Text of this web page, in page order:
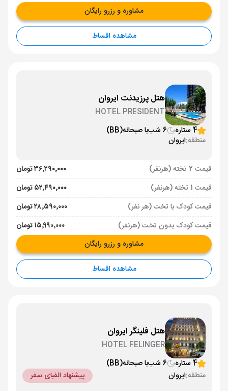
مشاوره و رزرو رایگان
مشاهده اقساط
هتل پرزیدنت ایروان
HOTEL PRESIDENT
4 ستاره
6 شب با صبحانه(BB)
منطقه:ایروان
قیمت 2 تخته (هرنفر)
۳۶٬۲۹۰٬۰۰۰ تومان
قیمت 1 تخته (هرنفر)
۵۲٬۴۹۰٬۰۰۰ تومان
قیمت کودک با تخت (هر نفر)
۲۸٬۵۹۰٬۰۰۰ تومان
قیمت کودک بدون تخت (هرنفر)
۱۵٬۹۹۰٬۰۰۰ تومان
مشاوره و رزرو رایگان
مشاهده اقساط
هتل فلینگر ایروان
HOTEL FELINGER
4 ستاره
6 شب با صبحانه(BB)
منطقه:ایروان پیشنهاد الفبای سفر